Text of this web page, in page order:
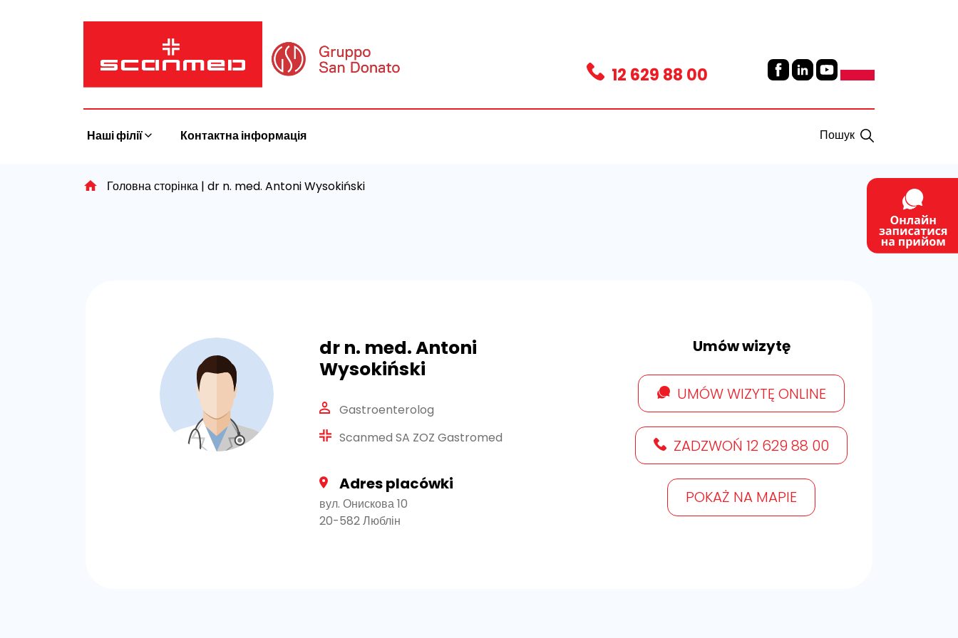
12 629 88 00
Наші філії Контактна інформація Пошук
Головна сторінка | dr n. med. Antoni Wysokiński
dr n. med. Antoni
Wysokiński
Gastroenterolog
Scanmed SA ZOZ Gastromed
Adres placówki
вул. Онискова 10
20-582 Люблін
Umów wizytę
UMÓW WIZYTĘ ONLINE
ZADZWOŃ 12 629 88 00
POKAŻ NA MAPIE